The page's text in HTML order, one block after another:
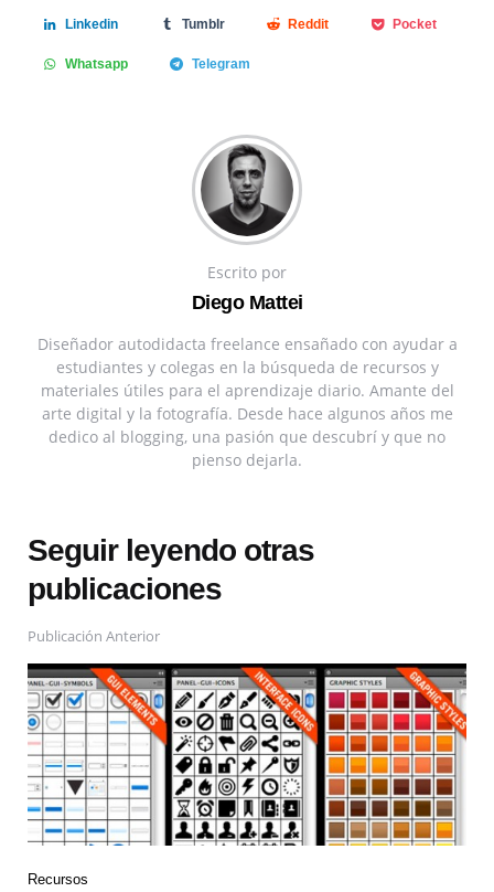
Linkedin Tumblr Reddit Pocket
Whatsapp Telegram
Escrito por
Diego Mattei
Diseñador autodidacta freelance ensañado con ayudar a
estudiantes y colegas en la búsqueda de recursos y
materiales útiles para el aprendizaje diario. Amante del
arte digital y la fotografía. Desde hace algunos años me
dedico al blogging, una pasión que descubrí y que no
pienso dejarla.
Seguir leyendo otras
publicaciones
Publicación Anterior
Recursos